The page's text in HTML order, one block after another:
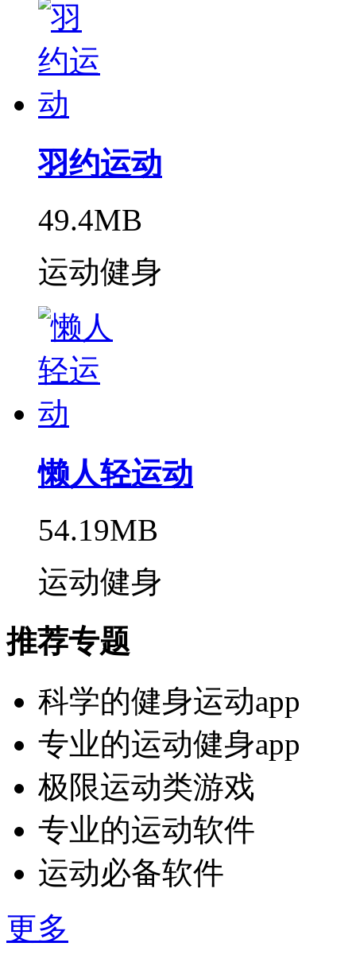
羽约运动
49.4MB
运动健身
懒人轻运动
54.19MB
运动健身
推荐专题
科学的健身运动app
专业的运动健身app
极限运动类游戏
专业的运动软件
运动必备软件
更多